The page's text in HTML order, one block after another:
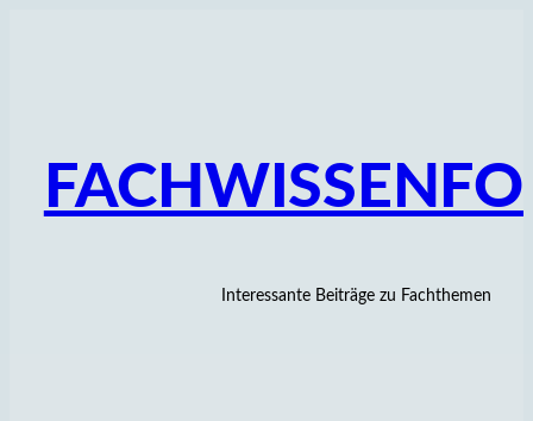
Interessante Beiträge zu Fachthemen